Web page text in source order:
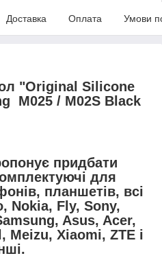
Доставка Оплата Умови
"Original Silicone
M025 / M02S Black
придбати
для
планшетів, всі
Nokia, Fly, Sony,
Asus, Acer,
Meizu, Xiaomi, ZTE і